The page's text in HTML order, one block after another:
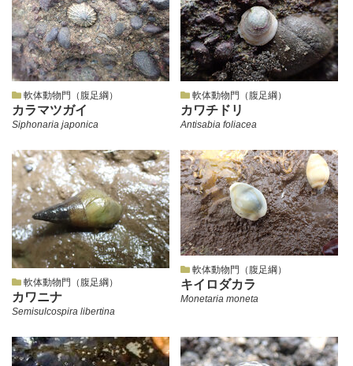
軟体動物門（腹足綱）
カラマツガイ
Siphonaria japonica
軟体動物門（腹足綱）
カワチドリ
Antisabia foliacea
軟体動物門（腹足綱）
カワニナ
Semisulcospira libertina
軟体動物門（腹足綱）
キイロダカラ
Monetaria moneta